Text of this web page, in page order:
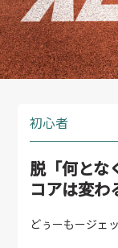
初心者
脱「何とな
コアは変わ
どぅーもージェ